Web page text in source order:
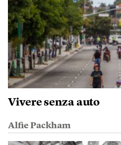
Vivere senza auto
Alfie Packham